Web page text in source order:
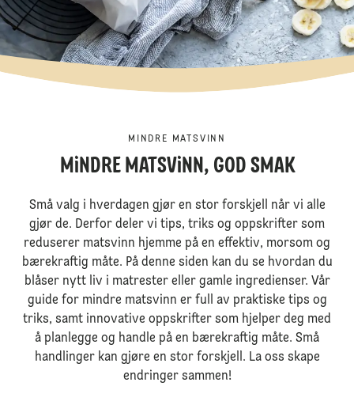
MINDRE MATSVINN
MiNDRE MATSViNN, GOD SMAK
Små valg i hverdagen gjør en stor forskjell når vi alle
gjør de. Derfor deler vi tips, triks og oppskrifter som
reduserer matsvinn hjemme på en effektiv, morsom og
bærekraftig måte. På denne siden kan du se hvordan du
blåser nytt liv i matrester eller gamle ingredienser. Vår
guide for mindre matsvinn er full av praktiske tips og
triks, samt innovative oppskrifter som hjelper deg med
å planlegge og handle på en bærekraftig måte. Små
handlinger kan gjøre en stor forskjell. La oss skape
endringer sammen!